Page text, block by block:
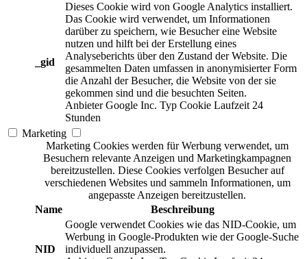
_gid
Dieses Cookie wird von Google Analytics installiert.
Das Cookie wird verwendet, um Informationen
darüber zu speichern, wie Besucher eine Website
nutzen und hilft bei der Erstellung eines
Analyseberichts über den Zustand der Website. Die
gesammelten Daten umfassen in anonymisierter Form
die Anzahl der Besucher, die Website von der sie
gekommen sind und die besuchten Seiten.
Anbieter Google Inc. Typ Cookie Laufzeit 24
Stunden
Marketing
Marketing Cookies werden für Werbung verwendet, um
Besuchern relevante Anzeigen und Marketingkampagnen
bereitzustellen. Diese Cookies verfolgen Besucher auf
verschiedenen Websites und sammeln Informationen, um
angepasste Anzeigen bereitzustellen.
Name
Beschreibung
NID
Google verwendet Cookies wie das NID-Cookie, um
Werbung in Google-Produkten wie der Google-Suche
individuell anzupassen.